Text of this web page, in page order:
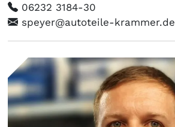
06232 3184-30
speyer@autoteile-krammer.de